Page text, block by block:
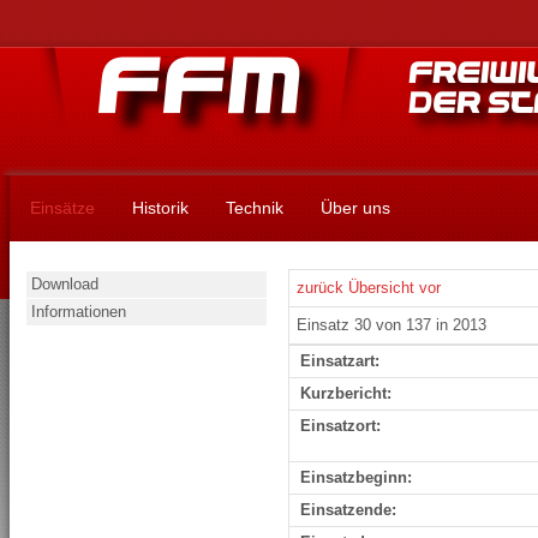
Einsätze Historik Technik Über uns
Download
Informationen
zurück Übersicht vor
Einsatz 30 von 137 in 2013
Einsatzart:
Kurzbericht:
Einsatzort:
Einsatzbeginn:
Einsatzende: